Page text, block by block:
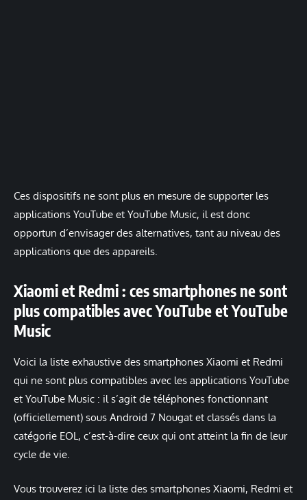
Ces dispositifs ne sont plus en mesure de supporter les
applications YouTube et YouTube Music, il est donc
opportun d’envisager des alternatives, tant au niveau des
applications que des appareils.
Xiaomi et Redmi : ces smartphones ne sont
plus compatibles avec YouTube et YouTube
Music
Voici la liste exhaustive des smartphones Xiaomi et Redmi
qui ne sont plus compatibles avec les applications YouTube
et YouTube Music : il s’agit de téléphones fonctionnant
(officiellement) sous Android 7 Nougat et classés dans la
catégorie EOL, c’est-à-dire ceux qui ont atteint la fin de leur
cycle de vie.
Vous trouverez ici la liste des smartphones Xiaomi, Redmi et